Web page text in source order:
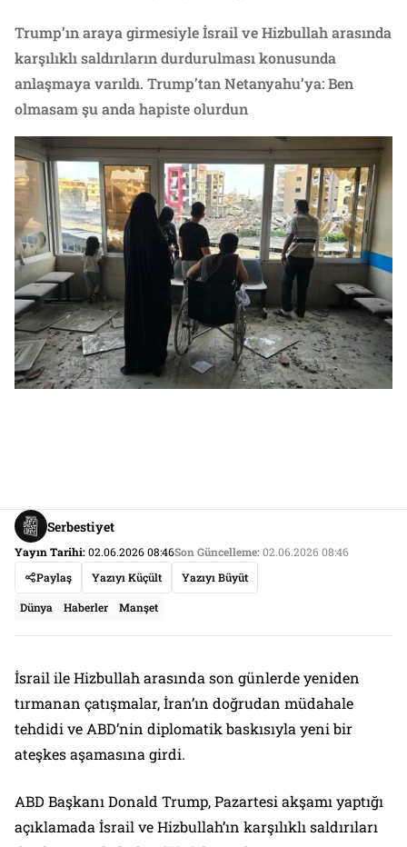
Trump’ın araya girmesiyle İsrail ve Hizbullah arasında
karşılıklı saldırıların durdurulması konusunda
anlaşmaya varıldı. Trump’tan Netanyahu’ya: Ben
olmasam şu anda hapiste olurdun
Serbestiyet
Yayın Tarihi:02.06.2026 08:46Son Güncelleme:02.06.2026 08:46
Paylaş
Yazıyı Küçült Yazıyı Büyüt
Dünya Haberler Manşet
İsrail ile Hizbullah arasında son günlerde yeniden
tırmanan çatışmalar, İran’ın doğrudan müdahale
tehdidi ve ABD’nin diplomatik baskısıyla yeni bir
ateşkes aşamasına girdi.
ABD Başkanı Donald Trump, Pazartesi akşamı yaptığı
açıklamada İsrail ve Hizbullah’ın karşılıklı saldırıları